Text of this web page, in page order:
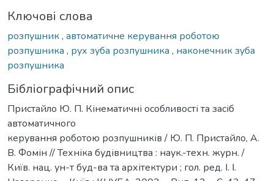
Ключові слова
розпушник, автоматичне керування роботою
розпушника , рух зуба розпушника , наконечник зуба
розпушника
Бібліографічний опис
Пристайло Ю. П. Кінематичні особливості та засіб
автоматичного
керування роботою розпушників / Ю. П. Пристайло, А.
В. Фомін // Техніка будівництва : наук.-техн. журн. /
Київ. нац. ун-т буд-ва та архітектури ; гол. ред. І. І.